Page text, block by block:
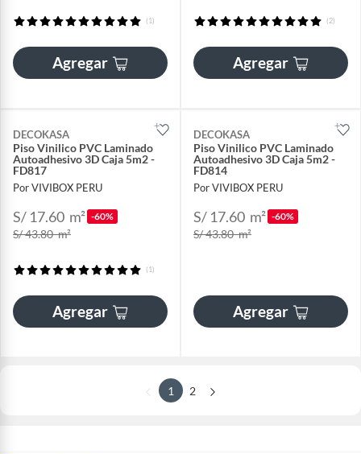
(1)
Agregar
(2)
Agregar
DECOKASA
Piso Vinilico PVC Laminado
Autoadhesivo 3D Caja 5m2 -
FD817
Por VIVIBOX PERU
S/ 17.60 m² -60%
S/ 43.80m²
(1)
Agregar
DECOKASA
Piso Vinilico PVC Laminado
Autoadhesivo 3D Caja 5m2 -
FD814
Por VIVIBOX PERU
S/ 17.60 m² -60%
S/ 43.80m²
Agregar
1 2